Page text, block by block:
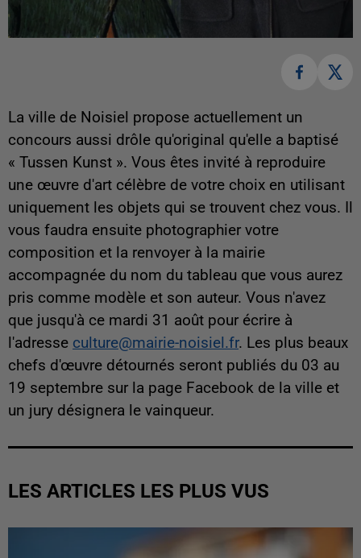
La ville de Noisiel propose actuellement un
concours aussi drôle qu'original qu'elle a baptisé
« Tussen Kunst ». Vous êtes invité à reproduire
une œuvre d'art célèbre de votre choix en utilisant
uniquement les objets qui se trouvent chez vous. Il
vous faudra ensuite photographier votre
composition et la renvoyer à la mairie
accompagnée du nom du tableau que vous aurez
pris comme modèle et son auteur. Vous n'avez
que jusqu'à ce mardi 31 août pour écrire à
l'adresse culture@mairie-noisiel.fr. Les plus beaux
chefs d'œuvre détournés seront publiés du 03 au
19 septembre sur la page Facebook de la ville et
un jury désignera le vainqueur.
LES ARTICLES LES PLUS VUS